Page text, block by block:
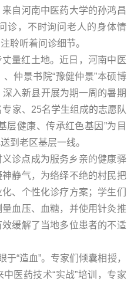
自河南中医药大学的孙鸿昌
诊，不时询问老人的身体情
聆听着问诊细节。
量红土地。近日，河南中医
仲景书院“豫健仲景”本硕博
入新县开展为期一周的暑期
专家、25名学生组成的志愿队
层健康、传承红色基因”为目
到老区基层一线。
诊点成为服务乡亲的健康驿
静气，为络绎不绝的村民把
、个性化诊疗方案；学生们
血压、血糖，并使用针灸推
缓解了当地多位患者的不适
于“造血”。专家们倾囊相授，
医药技术“实战”培训，专家